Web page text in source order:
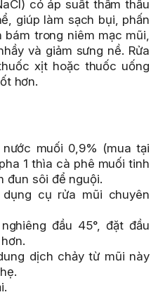
có áp suất thẩm thấu
giúp làm sạch bụi, phấn
bám trong niêm mạc mũi,
và giảm sưng nề. Rửa
xịt hoặc thuốc uống
hơn.
muối 0,9% (mua tại
1 thìa cà phê muối tinh
đun sôi để nguội.
cụ rửa mũi chuyên
đầu 45°, đặt đầu
dịch chảy từ mũi này